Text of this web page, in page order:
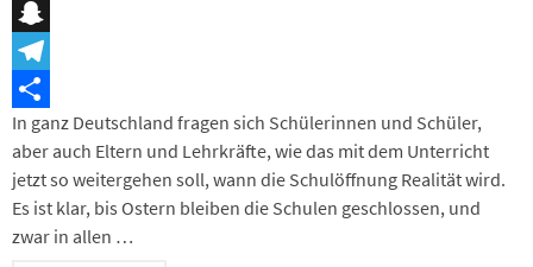
Messenger
Snapchat
Telegram
Teilen
In ganz Deutschland fragen sich Schülerinnen und Schüler,
aber auch Eltern und Lehrkräfte, wie das mit dem Unterricht
jetzt so weitergehen soll, wann die Schulöffnung Realität wird.
Es ist klar, bis Ostern bleiben die Schulen geschlossen, und
zwar in allen …